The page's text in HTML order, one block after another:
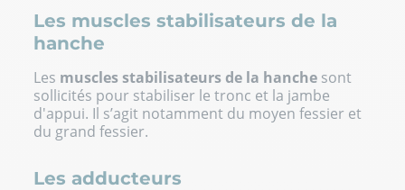
Les muscles stabilisateurs de la
hanche
Les muscles stabilisateurs de la hanche sont
sollicités pour stabiliser le tronc et la jambe
d'appui. Il s’agit notamment du moyen fessier et
du grand fessier.
Les adducteurs